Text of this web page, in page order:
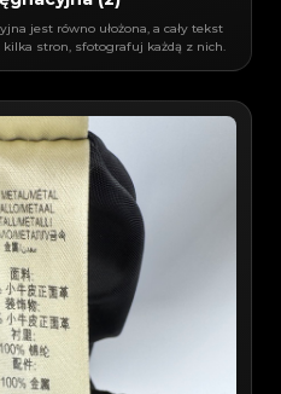
jest równo ułożona, a cały tekst
stron, sfotografuj każdą z nich.